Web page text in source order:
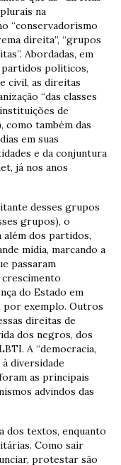
na
“conservadorismo
direita”, “grupos
Abordadas, em
partidos políticos,
civil, as direitas
“das classes
de
como também das
em suas
e da conjuntura
já nos anos
desses grupos
grupos), o
dos partidos,
mídia, marcando a
passaram
do Estado em
por exemplo. Outros
direitas de
dos negros, dos
A “democracia,
diversidade
as principais
advindos das
dos textos, enquanto
Como sair
protestar são